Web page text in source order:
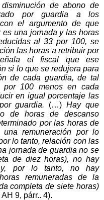
de abono de
por guardia a los
el argumento de que
una jornada y las horas
al 33 por 100, se
las horas a retribuir por
el fiscal que ese
si lo que se redujera para
de cada guardia, de tal
100 menos en cada
en igual porcentaje las
guardia. (…)Hay que
de horas de descanso
por las horas de
remuneración por lo
lo tanto, relación con las
jornada de guardia no se
de diez horas), no hay
y, por lo tanto, no hay
remuneradas de la
completa de siete horas)
AH 9, párr.. 4).